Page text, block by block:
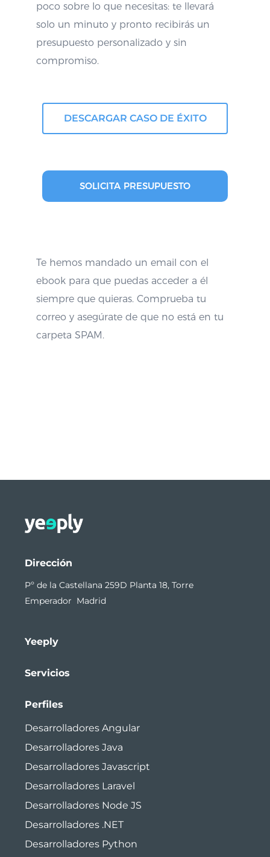
poco sobre lo que necesitas: te llevará
solo un minuto y pronto recibirás un
presupuesto personalizado y sin
compromiso.
DESCARGAR CASO DE ÉXITO
SOLICITA PRESUPUESTO
Te hemos mandado un email con el
ebook para que puedas acceder a él
siempre que quieras. Comprueba tu
correo y asegúrate de que no está en tu
carpeta SPAM.
Dirección
Pº de la Castellana 259D Planta 18, Torre
Emperador Madrid
Yeeply
Servicios
Perfiles
Desarrolladores Angular
Desarrolladores Java
Desarrolladores Javascript
Desarrolladores Laravel
Desarrolladores Node JS
Desarrolladores .NET
Desarrolladores Python